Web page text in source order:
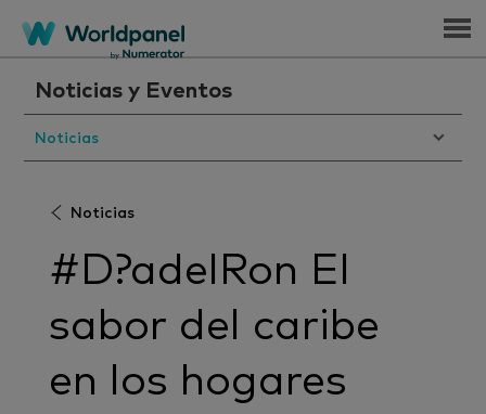
Menu
Noticias y Eventos
Noticias
Noticias
#D?adelRon El
sabor del caribe
en los hogares